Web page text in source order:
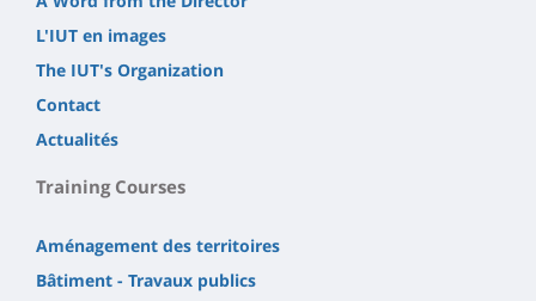
L'IUT en images
The IUT's Organization
Contact
Actualités
Training Courses
Aménagement des territoires
Bâtiment - Travaux publics